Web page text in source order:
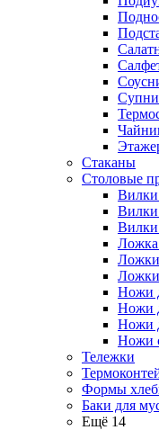
Стаканы
Столовые
Вилки
Вилки
Ложка
Ложки
Ложки
Ножи
Ножи
Ножи
Ножи
Тележки
Формы
Баки для
Ещё 14